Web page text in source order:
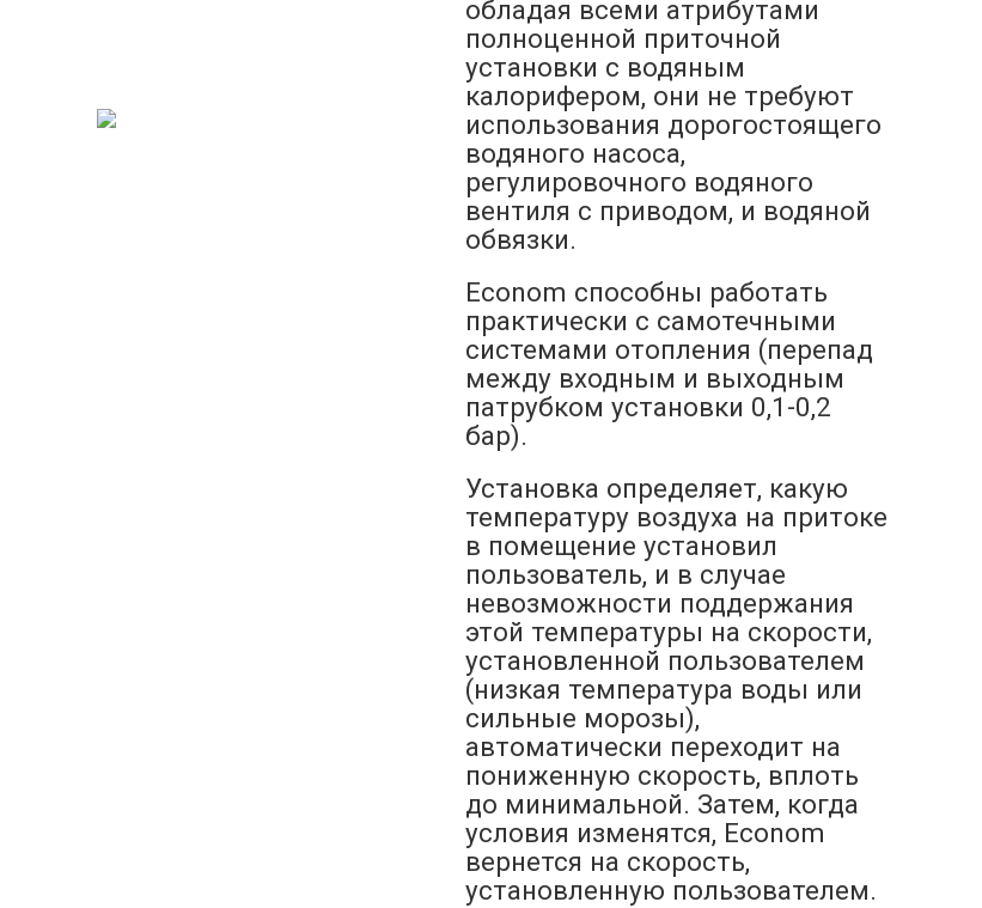
обладая всеми атрибутами
полноценной приточной
установки с водяным
калорифером, они не требуют
использования дорогостоящего
водяного насоса,
регулировочного водяного
вентиля с приводом, и водяной
обвязки.
Econom способны работать
практически с самотечными
системами отопления (перепад
между входным и выходным
патрубком установки 0,1-0,2
бар).
Установка определяет, какую
температуру воздуха на притоке
в помещение установил
пользователь, и в случае
невозможности поддержания
этой температуры на скорости,
установленной пользователем
(низкая температура воды или
сильные морозы),
автоматически переходит на
пониженную скорость, вплоть
до минимальной. Затем, когда
условия изменятся, Econom
вернется на скорость,
установленную пользователем.